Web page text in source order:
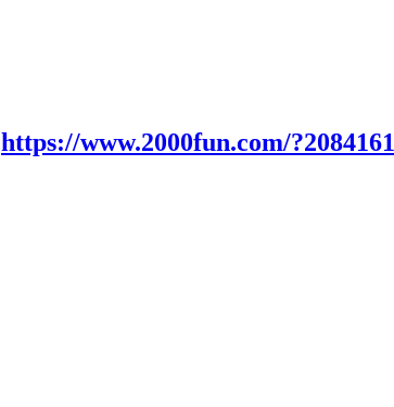
https://www.2000fun.com/?2084161